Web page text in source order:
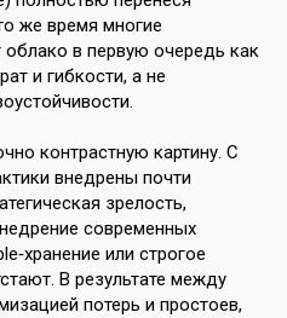
же время многие
в первую очередь как
и гибкости, а не
контрастную картину. С
внедрены почти
зрелость,
современных
или строгое
В результате между
потерь и простоев,